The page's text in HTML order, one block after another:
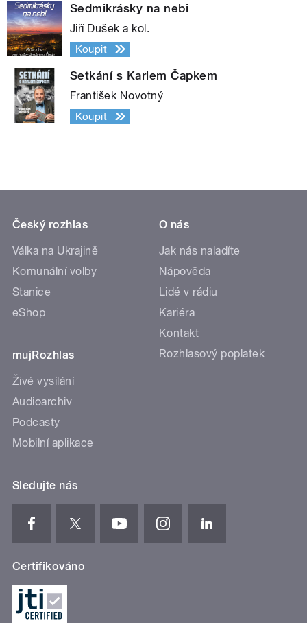
Sedmikrásky na nebi
Jiří Dušek a kol.
Koupit
Setkání s Karlem Čapkem
František Novotný
Koupit
Český rozhlas
Válka na Ukrajině
Komunální volby
Stanice
eShop
mujRozhlas
Živé vysílání
Audioarchiv
Podcasty
Mobilní aplikace
O nás
Jak nás naladíte
Nápověda
Lidé v rádiu
Kariéra
Kontakt
Rozhlasový poplatek
Sledujte nás
Certifikováno